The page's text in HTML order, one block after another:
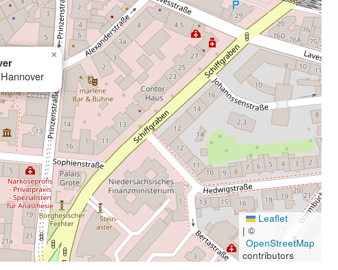
×
Leaflet
| ©
OpenStreetMap
contributors